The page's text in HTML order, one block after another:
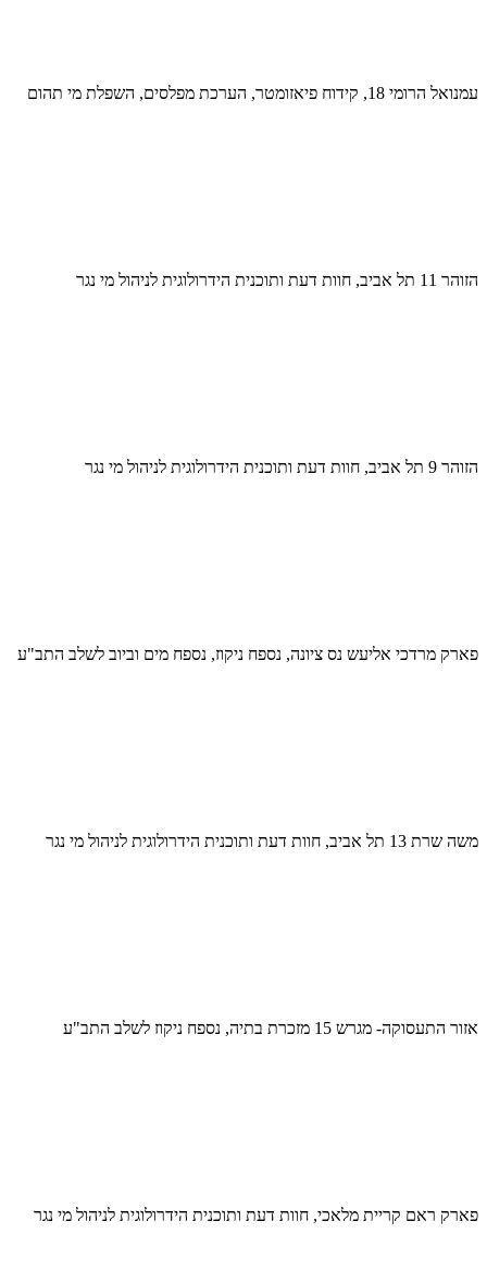
עמנואל הרומי 18, קידוח פיאזומטר, הערכת מפלסים, השפלת מי תהום
הזוהר 11 תל אביב, חוות דעת ותוכנית הידרולוגית לניהול מי נגר
הזוהר 9 תל אביב, חוות דעת ותוכנית הידרולוגית לניהול מי נגר
פארק מרדכי אליעש נס ציונה, נספח ניקוז, נספח מים וביוב לשלב התב"ע
משה שרת 13 תל אביב, חוות דעת ותוכנית הידרולוגית לניהול מי נגר
אזור התעסוקה- מגרש 15 מזכרת בתיה, נספח ניקוז לשלב התב"ע
פארק ראם קריית מלאכי, חוות דעת ותוכנית הידרולוגית לניהול מי נגר